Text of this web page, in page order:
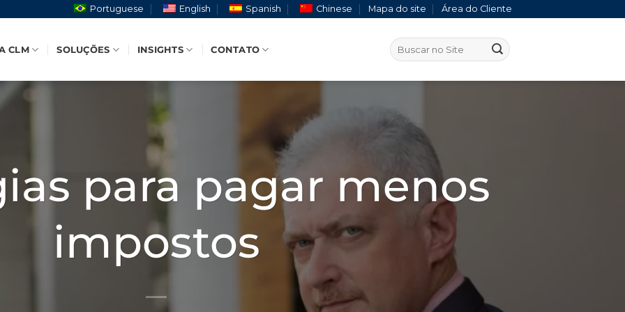
Portuguese English Spanish Chinese Mapa do site Área do Cliente
CLM SOLUÇÕES INSIGHTS CONTATO
para pagar menos
impostos